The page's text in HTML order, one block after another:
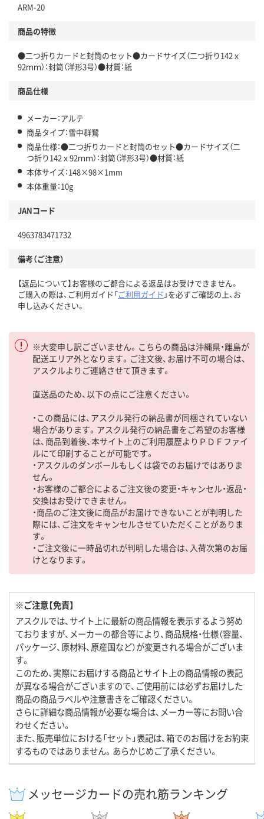
ARM-20
商品の特徴
●二つ折りカードと封筒のセット●カードサイズ（二つ折り142ｘ
92ｍｍ）：封筒（洋形3号）●材質：紙
商品仕様
メーカー：アルテ
商品タイプ：雪中群鷺
商品仕様：●二つ折りカードと封筒のセット●カードサイズ（二
つ折り142ｘ92ｍｍ）：封筒（洋形3号）●材質：紙
本体サイズ：148×98×1mm
本体重量：10g
JANコード
4963783471732
備考（ご注意）
【返品について】お客様のご都合による返品はお受けできません。
ご購入の際は、ご利用ガイド「ご利用ガイド 」を必ずご確認の上、お
申し込みください。
※大変申し訳ございません。こちらの商品は沖縄県・離島が
配送エリア外となります。ご注文後、お届け不可の場合は、
アスクルよりご連絡させて頂きます。
直送品のため、以下の点にご注意ください。
・この商品には、アスクル発行の納品書が同梱されていない
場合があります。アスクル発行の納品書をご希望のお客様
は、商品到着後、本サイト上のご利用履歴よりＰＤＦファイ
ルにて印刷することが可能です。
・アスクルのダンボールもしくは袋でのお届けではありま
せん。
・お客様のご都合によるご注文後の変更・キャンセル・返品・
交換はお受けできません。
・商品のご注文後に商品がお届けできないことが判明した
際には、ご注文をキャンセルさせていただくことがありま
す。
・ご注文後に一時品切れが判明した場合は、入荷次第のお届
けとなります。
※ご注意【免責】
アスクルでは、サイト上に最新の商品情報を表示するよう努め
ておりますが、メーカーの都合等により、商品規格・仕様（容量、
パッケージ、原材料、原産国など）が変更される場合がございま
す。
このため、実際にお届けする商品とサイト上の商品情報の表記
が異なる場合がございますので、ご使用前には必ずお届けした
商品の商品ラベルや注意書きをご確認ください。
さらに詳細な商品情報が必要な場合は、メーカー等にお問い合
わせください。
また、販売単位における「セット」表記は、箱でのお届けをお約束
するものではありません。あらかじめご了承ください。
メッセージカードの売れ筋ランキング